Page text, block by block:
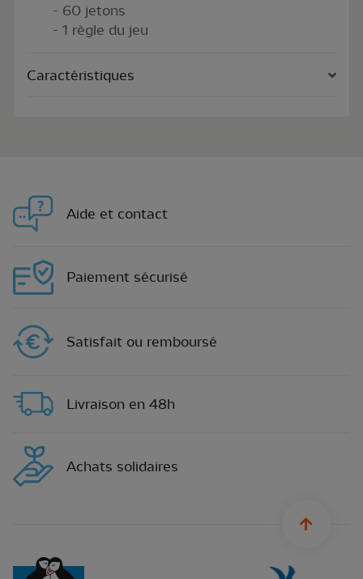
- 60 jetons
- 1 règle du jeu
Caractéristiques
Aide et contact
Paiement sécurisé
Satisfait ou remboursé
Livraison en 48h
Achats solidaires